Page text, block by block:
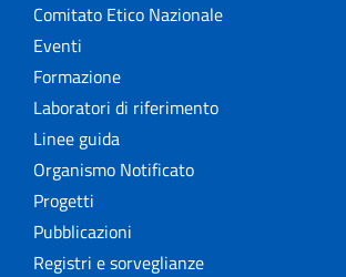
Comitato Etico Nazionale
Eventi
Formazione
Laboratori di riferimento
Linee guida
Organismo Notificato
Progetti
Pubblicazioni
Registri e sorveglianze